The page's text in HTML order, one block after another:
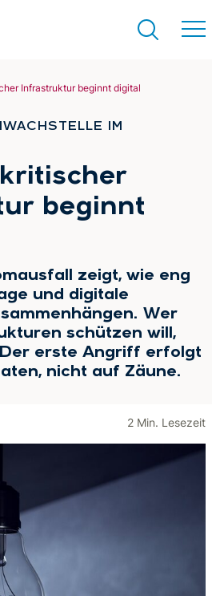
Suchen
Infrastruktur beginnt digital
IM
beginnt
zeigt, wie eng
und digitale
Wer
schützen will,
erste Angriff erfolgt
nicht auf Zäune.
2 Min. Lesezeit